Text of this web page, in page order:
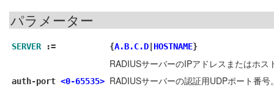
パラメーター
SERVER := {A.B.C.D HOSTNAME}
RADIUSサーバーのIPアドレスまたはホス
auth-port <0-65535> RADIUSサーバーの認証用UDPポート番号